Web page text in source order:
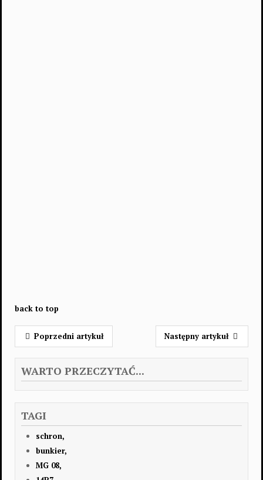
back to top
Poprzedni artykuł Następny artykuł
WARTO PRZECZYTAĆ...
TAGI
schron,
bunkier,
MG 08,